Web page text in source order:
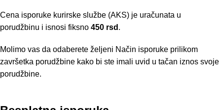
Cena isporuke kurirske službe (AKS) je uračunata u
porudžbinu i isnosi fiksno 450 rsd .
Molimo vas da odaberete željeni Način isporuke prilikom
završetka porudžbine kako bi ste imali uvid u tačan iznos svoje
porudžbine.